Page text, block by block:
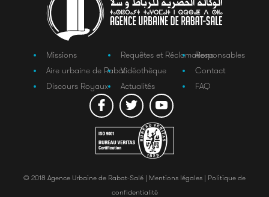
Missions
Aire urbaine de Rabat
Discours Royaux
Requêtes et Réclamations
Vidéothèque
Actualités
Responsables
Contact
FAQ
© 2018 Agence Urbaine de Rabat-Salé | Mentions légales | Politique de
confidentialité